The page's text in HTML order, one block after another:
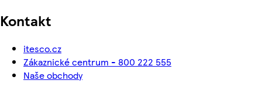
Kontakt
itesco.cz
Zákaznické centrum - 800 222 555
Naše obchody